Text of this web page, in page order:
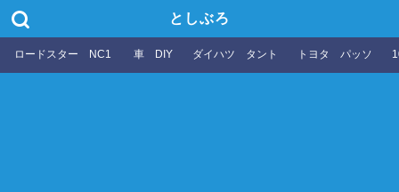
としぶろ
ロードスター NC1 車 DIY ダイハツ タント トヨタ パッソ